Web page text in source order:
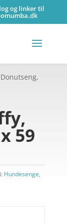
og linker til
59
Hundesenge,